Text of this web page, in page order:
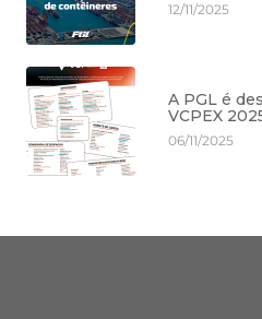
12/11/2025
A PGL é
VCPEX
06/11/2025